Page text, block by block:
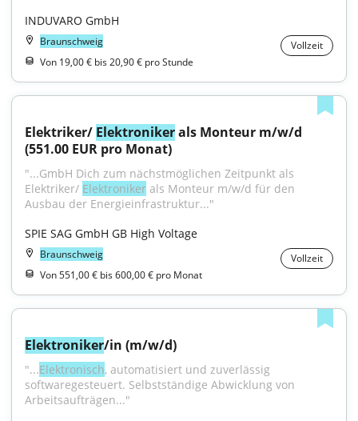
INDUVARO GmbH
Braunschweig
Vollzeit
Von 19,00 € bis 20,90 € pro Stunde
Elektriker/ Elektroniker als Monteur m/w/d
(551.00 EUR pro Monat)
"...GmbH Dich zum nächstmöglichen Zeitpunkt als
Elektriker/ Elektroniker als Monteur m/w/d für den
Ausbau der Energieinfrastruktur..."
SPIE SAG GmbH GB High Voltage
Braunschweig
Vollzeit
Von 551,00 € bis 600,00 € pro Monat
Elektroniker/in (m/w/d)
"...Elektronisch, automatisiert und zuverlässig
softwaregesteuert. Selbstständige Abwicklung von
Arbeitsaufträgen..."